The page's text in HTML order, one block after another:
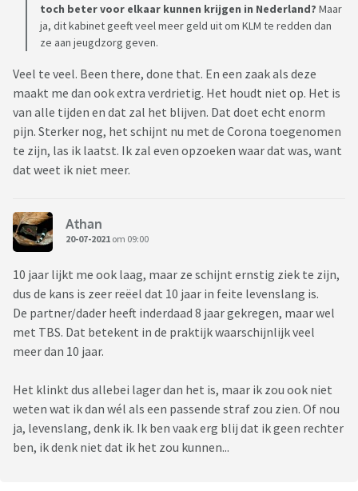
toch beter voor elkaar kunnen krijgen in Nederland? Maar
ja, dit kabinet geeft veel meer geld uit om KLM te redden dan
ze aan jeugdzorg geven.
Veel te veel. Been there, done that. En een zaak als deze
maakt me dan ook extra verdrietig. Het houdt niet op. Het is
van alle tijden en dat zal het blijven. Dat doet echt enorm
pijn. Sterker nog, het schijnt nu met de Corona toegenomen
te zijn, las ik laatst. Ik zal even opzoeken waar dat was, want
dat weet ik niet meer.
Athan
20-07-2021 om 09:00
10 jaar lijkt me ook laag, maar ze schijnt ernstig ziek te zijn,
dus de kans is zeer reëel dat 10 jaar in feite levenslang is.
De partner/dader heeft inderdaad 8 jaar gekregen, maar wel
met TBS. Dat betekent in de praktijk waarschijnlijk veel
meer dan 10 jaar.
Het klinkt dus allebei lager dan het is, maar ik zou ook niet
weten wat ik dan wél als een passende straf zou zien. Of nou
ja, levenslang, denk ik. Ik ben vaak erg blij dat ik geen rechter
ben, ik denk niet dat ik het zou kunnen...